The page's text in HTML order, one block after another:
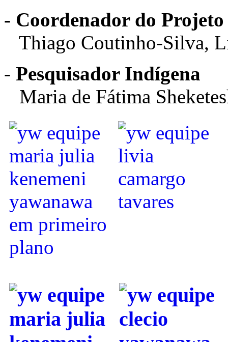
- Coordenador do Projeto
Thiago Coutinho-Silva,
- Pesquisador Indígena
Maria de Fátima